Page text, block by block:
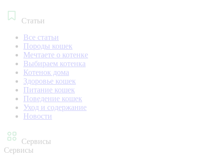
Статьи
Все статьи
Породы кошек
Мечтаете о котенке
Выбираем котенка
Котенок дома
Здоровье кошек
Питание кошек
Поведение кошек
Уход и содержание
Новости
Сервисы
Сервисы